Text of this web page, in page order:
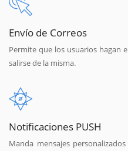
Envío de Correos
Permite que los usuarios hagan
salirse de la misma.
Notificaciones PUSH
Manda mensajes